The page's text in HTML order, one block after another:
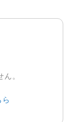
。